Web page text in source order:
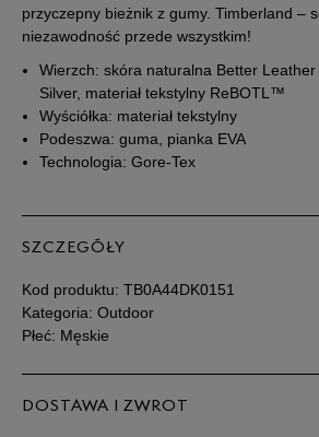
43,5 27,5 cm
44 28 cm
44,5 28,5 cm
45,5 29,5 cm
46
47,5 31 cm
przyczepny bieżnik z gumy. Timberland –
niezawodność przede wszystkim!
Wierzch: skóra naturalna Better
Silver, materiał tekstylny ReBOTL™
Wyściółka: materiał tekstylny
Podeszwa: guma, pianka EVA
Technologia: Gore-Tex
SZCZEGÓŁY
Kod produktu: TB0A44DK0151
Kategoria: Outdoor
Płeć: Męskie
DOSTAWA I ZWROT